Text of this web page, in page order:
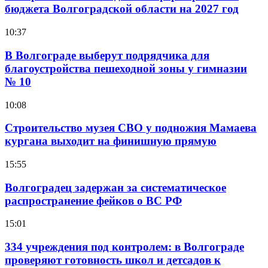
бюджета Волгоградской области на 2027 год
10:37
В Волгограде выберут подрядчика для
благоустройства пешеходной зоны у гимназии
№ 10
10:08
Строительство музея СВО у подножия Мамаева
кургана выходит на финишную прямую
15:55
Волгоградец задержан за систематическое
распространение фейков о ВС РФ
15:01
334 учреждения под контролем: в Волгограде
проверяют готовность школ и детсадов к